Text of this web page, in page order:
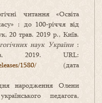
читання «Освіта
: до 100-річчя від
20 трав. 2019 р., Київ.
наук України:
2019. URL:
1580/(дата
народження Олени
педагога,